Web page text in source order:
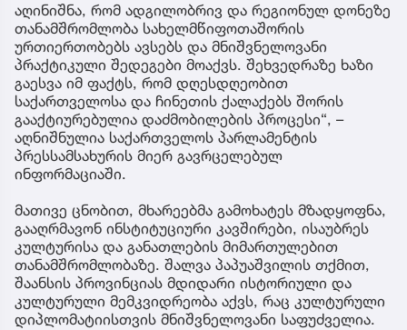
აღინიშნა, რომ ადგილობრივ და რეგიონულ დონეზე
თანამშრომლობა სახელმწიფოთაშორის
ურთიერთობებს ავსებს და მნიშვნელოვანი
პრაქტიკული შედეგები მოაქვს. შეხვედრაზე ხაზი
გაესვა იმ ფაქტს, რომ დღესდღეობით
საქართველოსა და ჩინეთის ქალაქებს შორის
გააქტიურებულია დაძმობილების პროცესი“, –
აღნიშნულია საქართველოს პარლამენტის
პრესსამსახურის მიერ გავრცელებულ
ინფორმაციაში.
მათივე ცნობით, მხარეებმა გამოხატეს მზადყოფნა,
გააღრმავონ ინსტიტუციური კავშირები, ისაუბრეს
კულტურისა და განათლების მიმართულებით
თანამშრომლობაზე. შალვა პაპუაშვილის თქმით,
შაანსის პროვინციას მდიდარი ისტორიული და
კულტურული მემკვიდრეობა აქვს, რაც კულტურული
დიპლომატიისთვის მნიშვნელოვანი საფუძველია.